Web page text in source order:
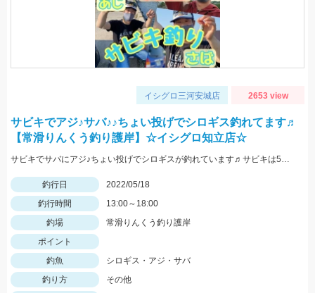
イシグロ三河安城店 2653 view
サビキでアジ♪サバ♪♪ちょい投げでシロギス釣れてます♬
【常滑りんくう釣り護岸】☆イシグロ知立店☆
サビキでサバにアジ♪ちょい投げでシロギスが釣れています♬サビキは5号前後の針がオススメです☆
釣行日
2022/05/18
釣行時間
13:00～18:00
釣場
常滑りんくう釣り護岸
ポイント
釣魚
シロギス・アジ・サバ
釣り方
その他